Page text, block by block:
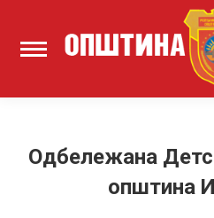
Одбележана
општина